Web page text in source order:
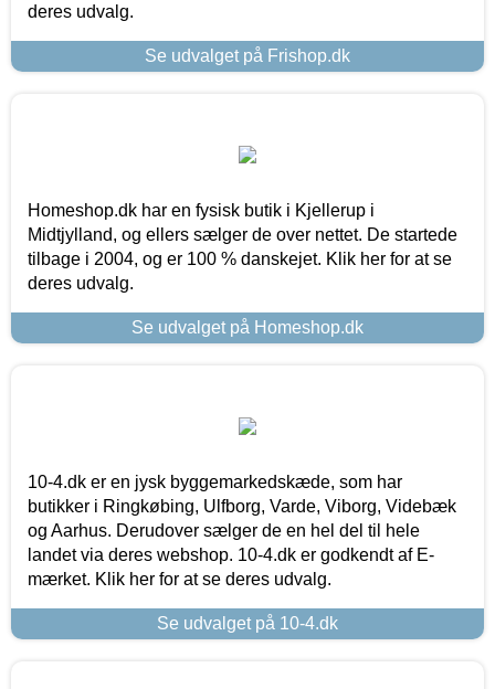
deres udvalg.
Se udvalget på Frishop.dk
Homeshop.dk har en fysisk butik i Kjellerup i
Midtjylland, og ellers sælger de over nettet. De startede
tilbage i 2004, og er 100 % danskejet. Klik her for at se
deres udvalg.
Se udvalget på Homeshop.dk
10-4.dk er en jysk byggemarkedskæde, som har
butikker i Ringkøbing, Ulfborg, Varde, Viborg, Videbæk
og Aarhus. Derudover sælger de en hel del til hele
landet via deres webshop. 10-4.dk er godkendt af E-
mærket. Klik her for at se deres udvalg.
Se udvalget på 10-4.dk